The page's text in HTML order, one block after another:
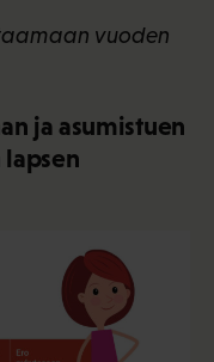
vuoden
ja asumistuen